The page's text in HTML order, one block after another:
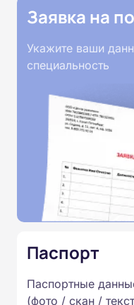
Заявка на
Укажите ваши
специальность
Паспорт
Паспортные
(фото / скан /